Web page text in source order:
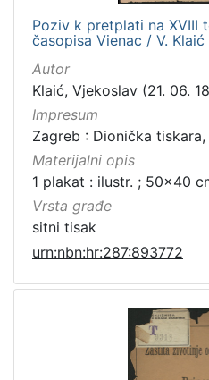
Poziv k pretplati na XVIII
časopisa Vienac / V.
Autor
Klaić, Vjekoslav (21. 06.
Impresum
Zagreb : Dionička tiskara,
Materijalni opis
1 plakat : ilustr. ; 50x40
Vrsta građe
sitni tisak
urn:nbn:hr:287:893772